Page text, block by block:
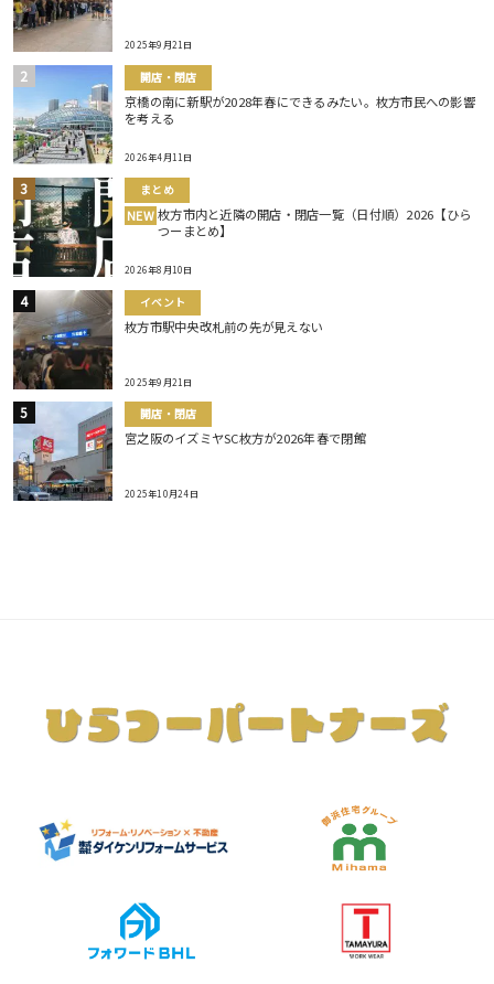
2025年9月21日
開店・閉店
京橋の南に新駅が2028年春にできるみたい。枚方市民への影響
を考える
2026年4月11日
まとめ
NEW 枚方市内と近隣の開店・閉店一覧（日付順）2026【ひら
つーまとめ】
2026年8月10日
イベント
枚方市駅中央改札前の先が見えない
2025年9月21日
開店・閉店
宮之阪のイズミヤSC枚方が2026年春で閉館
2025年10月24日